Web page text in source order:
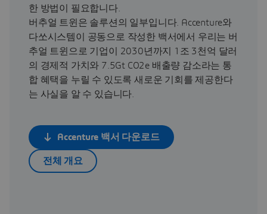
한 방법이 필요합니다.
버추얼 트윈은 솔루션의 일부입니다. Accenture와
다쏘시스템이 공동으로 작성한 백서에서 우리는 버
추얼 트윈으로 기업이 2030년까지 1조 3천억 달러
의 경제적 가치와 7.5Gt CO2e 배출량 감소라는 통
합 혜택을 누릴 수 있도록 새로운 기회를 제공한다
는 사실을 알 수 있습니다.
Accenture 백서 다운로드
전체 개요